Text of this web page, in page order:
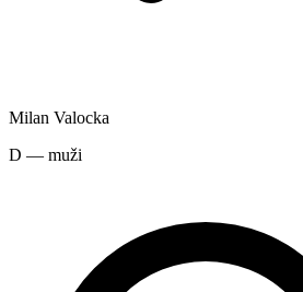
Milan Valocka
D — muži